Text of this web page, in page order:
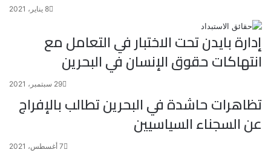
8 يناير، 2021
إدارة بايدن تحت الاختبار في التعامل مع
انتهاكات حقوق الإنسان في البحرين
29 سبتمبر، 2021
تظاهرات حاشدة في البحرين تطالب بالإفراج
عن السجناء السياسيين
7 أغسطس، 2021